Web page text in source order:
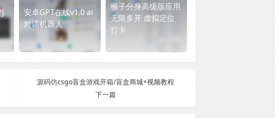
安卓GPT在线v1.0 ai
对话机器人
猴子分身高级版应用
无限多开 虚拟定位
打卡
源码仿csgo盲盒游戏开箱/盲盒商城+视频教程
下一篇